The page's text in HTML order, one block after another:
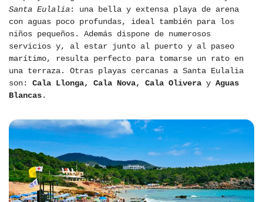
Santa Eulalia: una bella y extensa playa de arena
con aguas poco profundas, ideal también para los
niños pequeños. Además dispone de numerosos
servicios y, al estar junto al puerto y al paseo
marítimo, resulta perfecto para tomarse un rato en
una terraza. Otras playas cercanas a Santa Eulalia
son: Cala Llonga, Cala Nova, Cala Olivera y Aguas
Blancas.